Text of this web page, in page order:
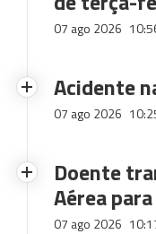
07 ago 2026
Acidente
07 ago 2026
Doente
Aérea
07 ago 2026